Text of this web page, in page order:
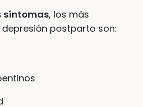
síntomas, los más
postparto son: